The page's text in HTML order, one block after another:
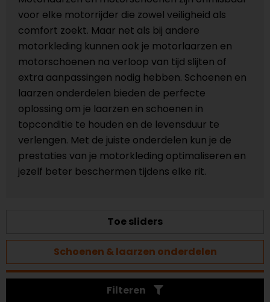
voor elke motorrijder die zowel veiligheid als
comfort zoekt. Maar net als bij andere
motorkleding kunnen ook je motorlaarzen en
motorschoenen na verloop van tijd slijten of
extra aanpassingen nodig hebben. Schoenen en
laarzen onderdelen bieden de perfecte
oplossing om je laarzen en schoenen in
topconditie te houden en de levensduur te
verlengen. Met de juiste onderdelen kun je de
prestaties van je motorkleding optimaliseren en
jezelf beter beschermen tijdens elke rit.
Toe sliders
Schoenen & laarzen onderdelen
Filteren